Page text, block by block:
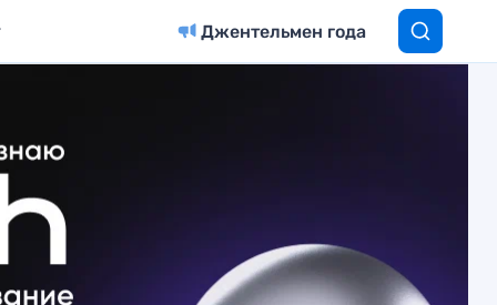
Джентельмен года